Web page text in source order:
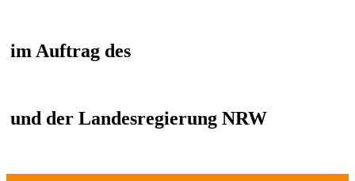
im Auftrag des
und der Landesregierung NRW